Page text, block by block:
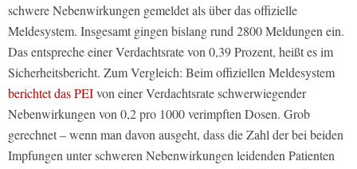
schwere Nebenwirkungen gemeldet als über das offizielle
Meldesystem. Insgesamt gingen bislang rund 2800 Meldungen ein.
Das entspreche einer Verdachtsrate von 0,39 Prozent, heißt es im
Sicherheitsbericht. Zum Vergleich: Beim offiziellen Meldesystem
berichtet das PEIvon einer Verdachtsrate schwerwiegender
Nebenwirkungen von 0,2 pro 1000 verimpften Dosen. Grob
gerechnet – wenn man davon ausgeht, dass die Zahl der bei beiden
Impfungen unter schweren Nebenwirkungen leidenden Patienten